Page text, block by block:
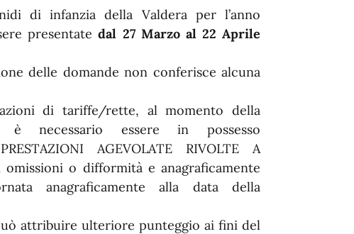
di infanzia della Valdera per l’anno
presentatedal 27 Marzo al 22 Aprile
delle domande non conferisce alcuna
di tariffe/rette, al momento della
è necessario essere in possesso
AGEVOLATE RIVOLTE A
o difformità e anagraficamente
anagraficamente alla data della
attribuire ulteriore punteggio ai fini del